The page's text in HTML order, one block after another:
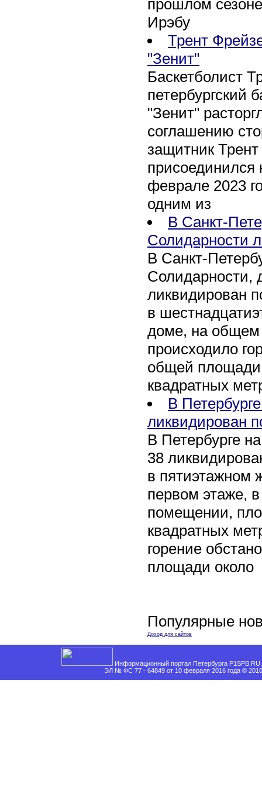
прошлом
Ирэбу
Трент
"Зенит"
Баскетболист
петербургский
"Зенит"
соглашению
защитник
присоединился
феврале 2023
одним из
В Санкт-
Солидарности
В Санкт-
Солидарности,
ликвидирован
в
доме, на общем
происходило
общей площади
квадратных
В
ликвидирован
В Петербурге
38
в пятиэтажном
первом этаже,
помещении,
квадратных
горение
площади около
Популярные
Доход для сайтов
Информационный портал Петербурга
ЭЛ № ФС 77 - 64849 от 10 февраля 2016 года ©